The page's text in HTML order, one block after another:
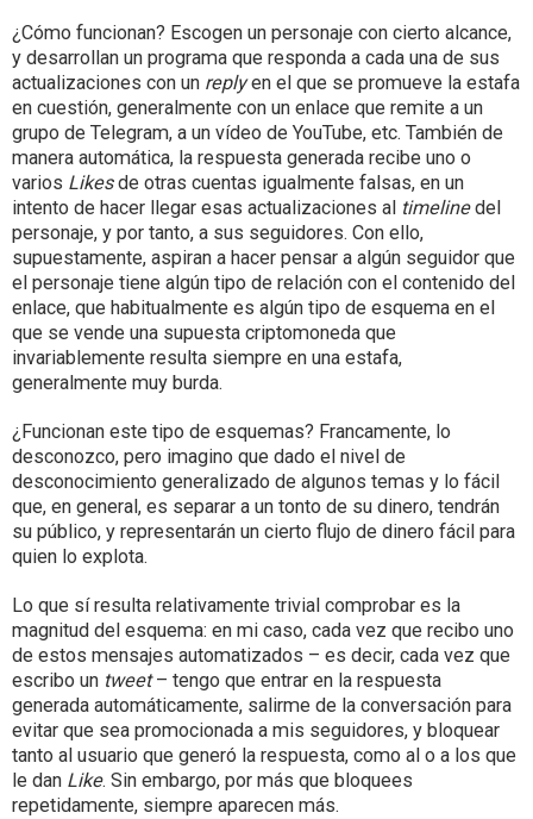
¿Cómo funcionan? Escogen un personaje con cierto alcance,
y desarrollan un programa que responda a cada una de sus
actualizaciones con un replyen el que se promueve la estafa
en cuestión, generalmente con un enlace que remite a un
grupo de Telegram, a un vídeo de YouTube, etc. También de
manera automática, la respuesta generada recibe uno o
varios Likesde otras cuentas igualmente falsas, en un
intento de hacer llegar esas actualizaciones al timelinedel
personaje, y por tanto, a sus seguidores. Con ello,
supuestamente, aspiran a hacer pensar a algún seguidor que
el personaje tiene algún tipo de relación con el contenido del
enlace, que habitualmente es algún tipo de esquema en el
que se vende una supuesta criptomoneda que
invariablemente resulta siempre en una estafa,
generalmente muy burda.
¿Funcionan este tipo de esquemas? Francamente, lo
desconozco, pero imagino que dado el nivel de
desconocimiento generalizado de algunos temas y lo fácil
que, en general, es separar a un tonto de su dinero, tendrán
su público, y representarán un cierto flujo de dinero fácil para
quien lo explota.
Lo que sí resulta relativamente trivial comprobar es la
magnitud del esquema: en mi caso, cada vez que recibo uno
de estos mensajes automatizados – es decir, cada vez que
escribo un tweet– tengo que entrar en la respuesta
generada automáticamente, salirme de la conversación para
evitar que sea promocionada a mis seguidores, y bloquear
tanto al usuario que generó la respuesta, como al o a los que
le dan Like. Sin embargo, por más que bloquees
repetidamente, siempre aparecen más.